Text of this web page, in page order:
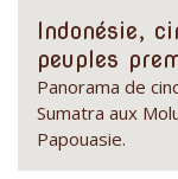
Indonésie,
peuples
Panorama de
Sumatra aux
Papouasie.